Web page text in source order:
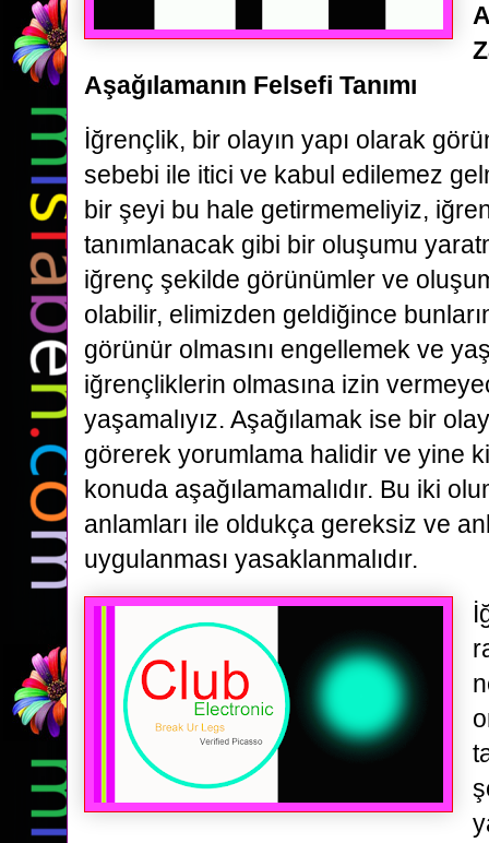
Aşağılamanın Felsefi Tanımı
İğrençlik, bir olayın yapı olarak
sebebi ile itici ve kabul edilemez
bir şeyi bu hale getirmemeliyiz,
tanımlanacak gibi bir oluşumu
iğrenç şekilde görünümler ve
olabilir, elimizden geldiğince
görünür olmasını engellemek ve
iğrençliklerin olmasına izin
yaşamalıyız. Aşağılamak ise bir
görerek yorumlama halidir ve yine
konuda aşağılamamalıdır. Bu iki
anlamları ile oldukça gereksiz ve
uygulanması yasaklanmalıdır.